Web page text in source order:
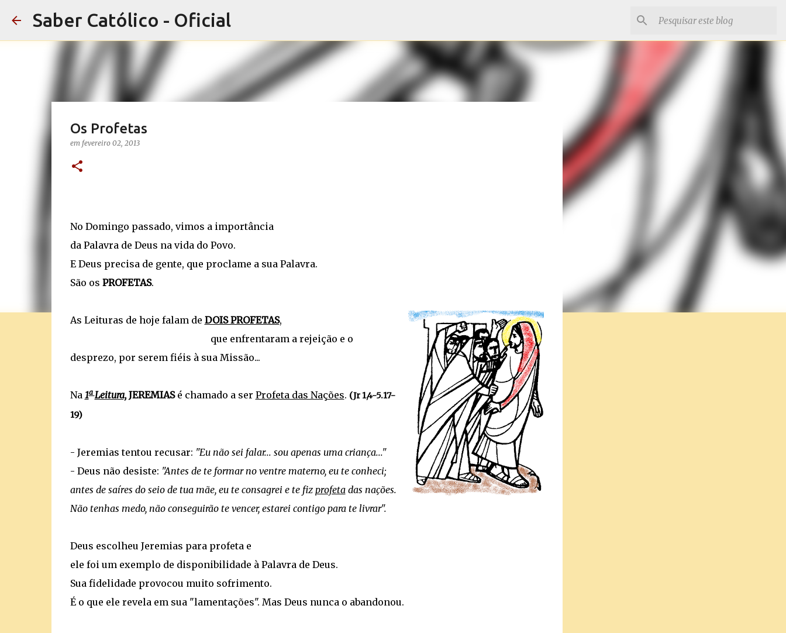
Saber Católico - Oficial
Os Profetas
em fevereiro 02, 2013
No Domingo passado, vimos a importância
da Palavra de Deus na vida do Povo.
E Deus precisa de gente, que proclame a sua Palavra.
São os PROFETAS.
As Leituras de hoje falam de DOIS PROFETAS,
que enfrentaram a rejeição e o
desprezo, por serem fiéis à sua Missão...
Na 1aLeitura, JEREMIASé chamado a ser Profeta das Nações. (Jr 1,4-5.17-
19)
- Jeremias tentou recusar: "Eu não sei falar... sou apenas uma criança..."
- Deus não desiste: "Antes de te formar no ventre materno, eu te conheci;
antes de saíres do seio de tua mãe, eu te consagrei e te fiz profetadas nações.
Não tenhas medo, não conseguirão te vencer, estarei contigo para te livrar".
Deus escolheu Jeremias para profeta e
ele foi um exemplo de disponibilidade à Palavra de Deus.
Sua fidelidade provocou muito sofrimento.
É o que ele revela em sua "lamentações". Mas Deus nunca o abandonou.